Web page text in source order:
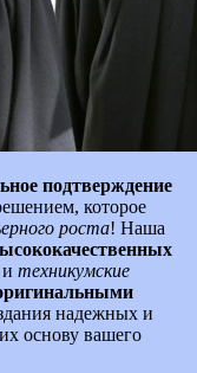
подтверждение
которое
роста! Наша
техникумские
надежных и
основу вашего